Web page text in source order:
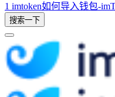
1 imtoken如何导入钱包-
搜索一下